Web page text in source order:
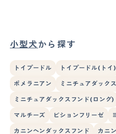
小型犬から探す
トイプードル トイプードル(トイ)
ポメラニアン ミニチュアダック
ミニチュアダックスフンド(ロング)
マルチーズ ビションフリーゼ
カニンヘンダックスフンド カニ